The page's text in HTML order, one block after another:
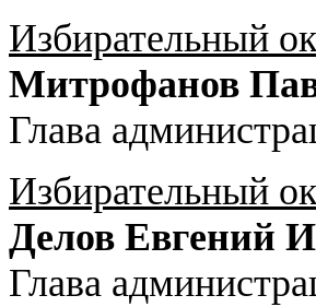
Избирательный
Митрофанов
Глава
Избирательный
Делов Евгений
Глава